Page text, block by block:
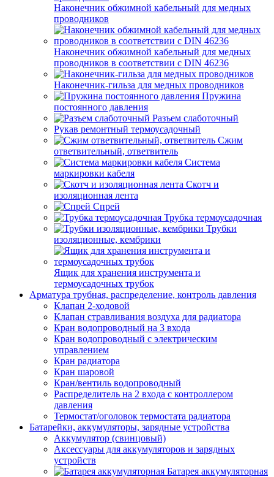
Наконечник обжимной кабельный для медных
проводников
Наконечник обжимной кабельный для медных
проводников в соответствии с DIN 46236
Наконечник-гильза для медных проводников
Пружина
постоянного давления
Разъем слаботочный
Рукав ремонтный термоусадочный
Сжим
ответвительный, ответвитель
Система
маркировки кабеля
Скотч и
изоляционная лента
Спрей
Трубка термоусадочная
Трубки
изоляционные, кембрики
Ящик для хранения инструмента и
термоусадочных трубок
Арматура трубная, распределение, контроль давления
Клапан 2-ходовой
Клапан стравливания воздуха для радиатора
Кран водопроводный на 3 входа
Кран водопроводный с электрическим
управлением
Кран радиатора
Кран шаровой
Кран/вентиль водопроводный
Распределитель на 2 входа с контроллером
давления
Термостат/оголовок термостата радиатора
Батарейки, аккумуляторы, зарядные устройства
Аккумулятор (свинцовый)
Аксессуары для аккумуляторов и зарядных
устройств
Батарея аккумуляторная